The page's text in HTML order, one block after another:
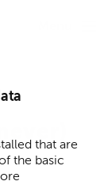
that are
the basic